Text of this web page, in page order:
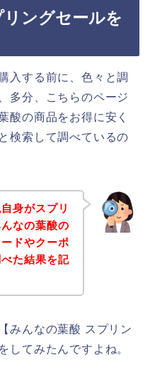
ングセールを
入する前に、色々と調
多分、こちらのページ
酸の商品をお得に安く
検索して調べているの
身がスプリ
なの葉酸の
ドやクーポ
た結果を記
みんなの葉酸 スプリン
してみたんですよね。